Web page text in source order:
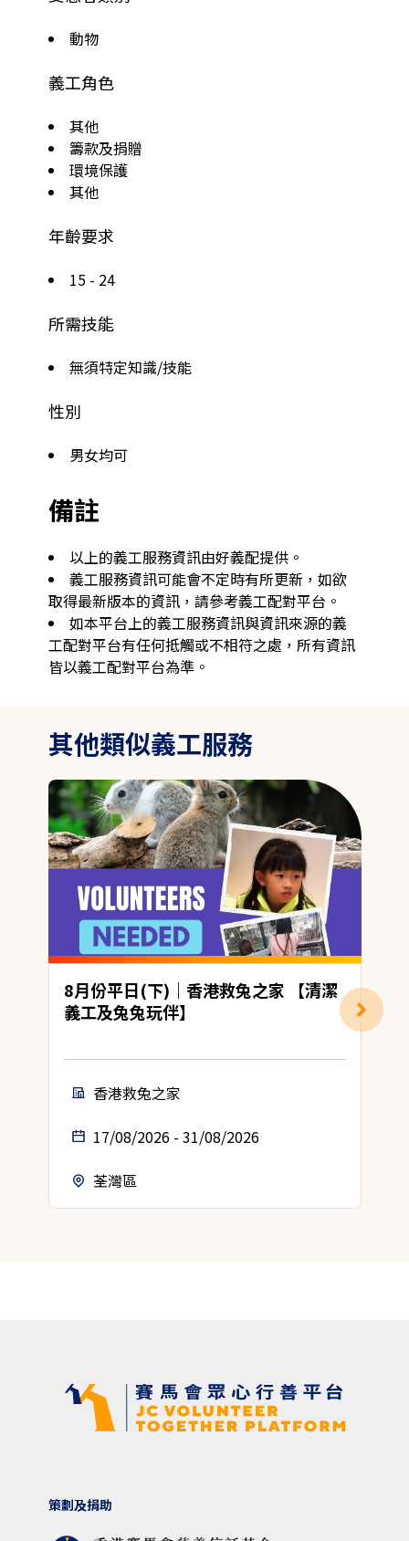
動物
義工角色
其他
籌款及捐贈
環境保護
其他
年齡要求
15 - 24
所需技能
無須特定知識/技能
性別
男女均可
備註
以上的義工服務資訊由好義配提供。
義工服務資訊可能會不定時有所更新，如欲
取得最新版本的資訊，請參考義工配對平台。
如本平台上的義工服務資訊與資訊來源的義
工配對平台有任何抵觸或不相符之處，所有資訊
皆以義工配對平台為準。
其他類似義工服務
8月份平日(下)｜香港救兔之家 【清潔
義工及兔兔玩伴】
香港救兔之家
17/08/2026 - 31/08/2026
荃灣區
策劃及捐助